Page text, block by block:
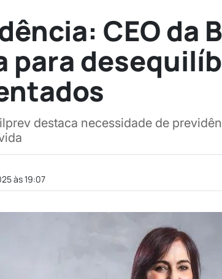
CEO da
para
destaca necessidade de
às 19:07